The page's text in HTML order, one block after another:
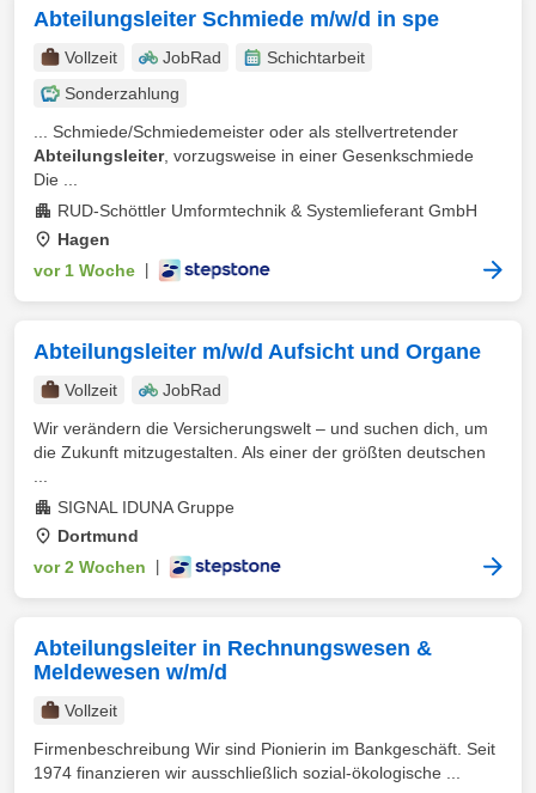
Abteilungsleiter Schmiede m/w/d in spe
Vollzeit JobRad
Schichtarbeit
Sonderzahlung
... Schmiede/Schmiedemeister oder als stellvertretender
Abteilungsleiter, vorzugsweise in einer Gesenkschmiede
Die ...
RUD-Schöttler Umformtechnik & Systemlieferant GmbH
Hagen
vor 1 Woche
Abteilungsleiter m/w/d Aufsicht und Organe
Vollzeit
JobRad
Wir verändern die Versicherungswelt – und suchen dich, um
die Zukunft mitzugestalten. Als einer der größten deutschen
SIGNAL IDUNA Gruppe
Dortmund
vor 2 Wochen
Abteilungsleiter in Rechnungswesen &
Meldewesen w/m/d
Vollzeit
Firmenbeschreibung Wir sind Pionierin im Bankgeschäft. Seit
1974 finanzieren wir ausschließlich sozial-ökologische ...